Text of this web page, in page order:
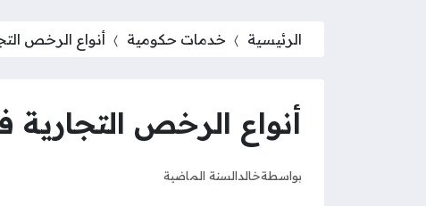
الرئيسية خدمات حكومية أنواع الرخص
أنواع الرخص التجارية
بواسطةخالدالسنة الماضية